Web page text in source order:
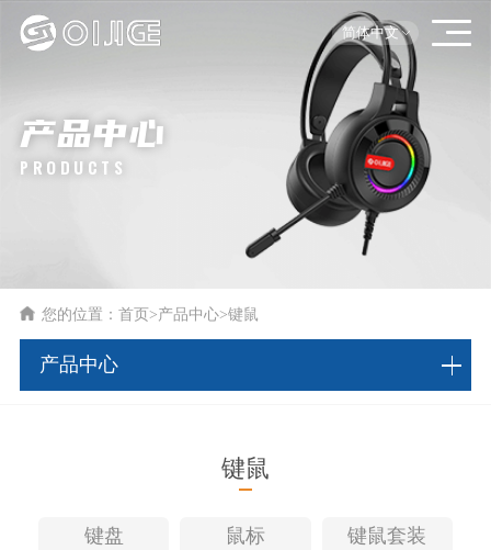
简体中文
产品中心
PRODUCTS
您的位置：首页>产品中心>键鼠
产品中心
键鼠
键盘 鼠标 键鼠套装